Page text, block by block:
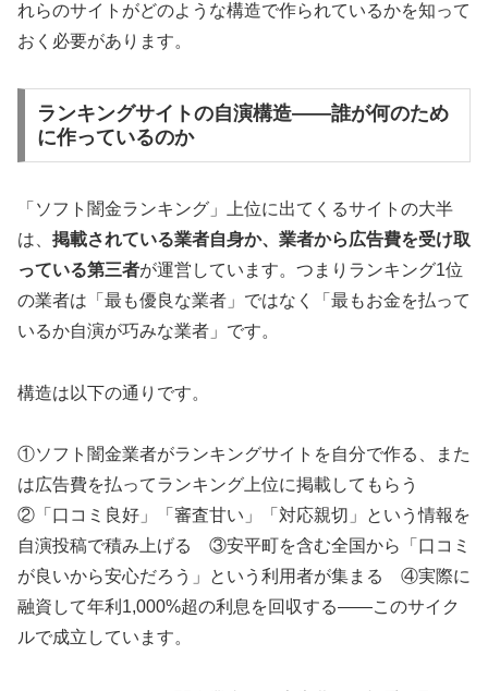
れらのサイトがどのような構造で作られているかを知って
おく必要があります。
ランキングサイトの自演構造——誰が何のため
に作っているのか
「ソフト闇金ランキング」上位に出てくるサイトの大半
は、 掲載されている業者自身か、業者から広告費を受け取
っている第三者が運営しています。つまりランキング1位
の業者は「最も優良な業者」ではなく「最もお金を払って
いるか自演が巧みな業者」です。
構造は以下の通りです。
①ソフト闇金業者がランキングサイトを自分で作る、また
は広告費を払ってランキング上位に掲載してもらう
②「口コミ良好」「審査甘い」「対応親切」という情報を
自演投稿で積み上げる ③安平町を含む全国から「口コミ
が良いから安心だろう」という利用者が集まる ④実際に
融資して年利1,000%超の利息を回収する——このサイク
ルで成立しています。